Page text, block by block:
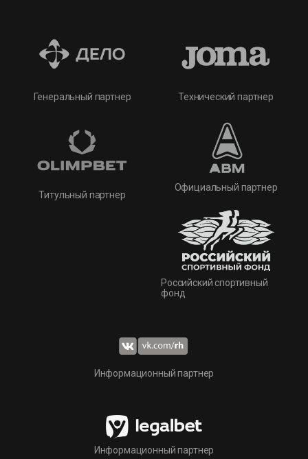
Генеральный партнер
Титульный партнер
Технический партнер
Официальный партнер
Российский спортивный
фонд
Информационный партнер
Информационный партнер